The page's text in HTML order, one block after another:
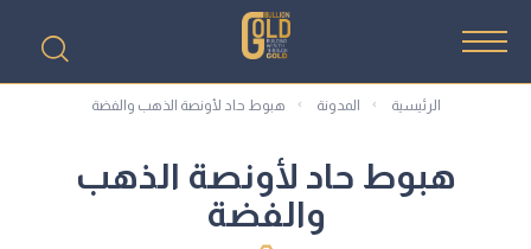
الرئيسية المدونة هبوط حاد لأونصة الذهب والفضة
هبوط حاد لأونصة الذهب
والفضة